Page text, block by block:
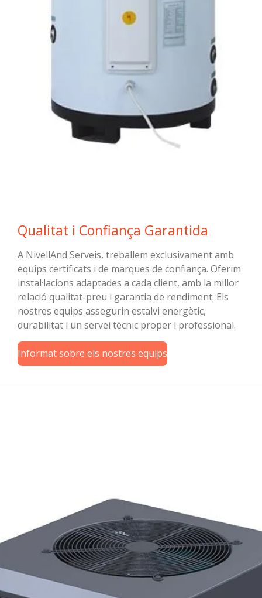
Qualitat i Confiança Garantida
A NivellAnd Serveis, treballem exclusivament amb
equips certificats i de marques de confiança. Oferim
instal·lacions adaptades a cada client, amb la millor
relació qualitat-preu i garantia de rendiment. Els
nostres equips assegurin estalvi energètic,
durabilitat i un servei tècnic proper i professional.
Informat sobre els nostres equips